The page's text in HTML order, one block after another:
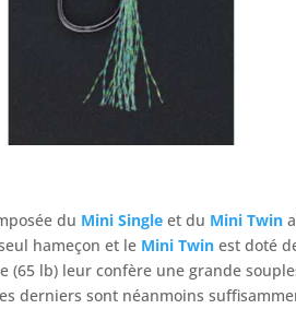
du Mini Single et du Mini Twin
hameçon et le Mini Twin est doté
lb) leur confère une grande
derniers sont néanmoins